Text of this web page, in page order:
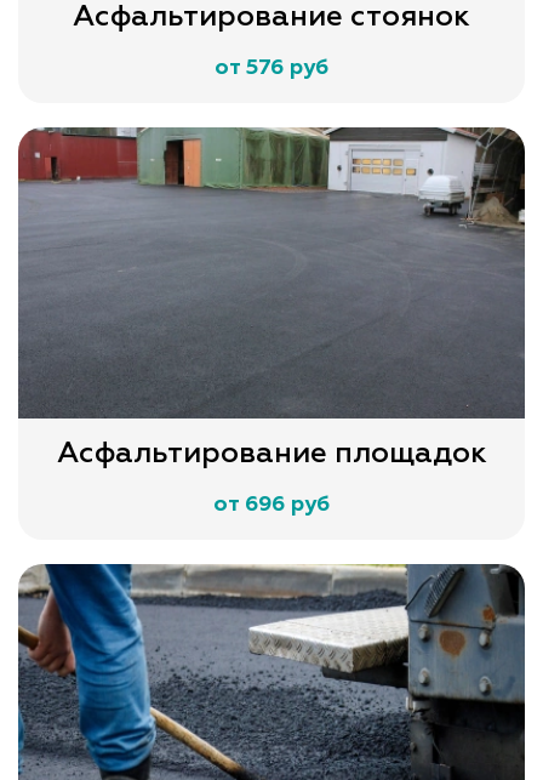
Асфальтирование стоянок
от 576 руб
Асфальтирование площадок
от 696 руб